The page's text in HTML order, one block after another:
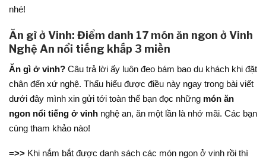
nhé!
Ăn gì ở Vinh: Điểm danh 17 món ăn ngon ở Vinh
Nghệ An nổi tiếng khắp 3 miền
Ăn gì ở vinh? Câu trả lời ấy luôn đeo bám bao du khách khi đặt
chân đến xứ nghệ. Thấu hiểu được điều này ngay trong bài viết
dưới đây mình xin gửi tới toàn thể bạn đọc những món ăn
ngon nổi tiếng ở vinh nghệ an, ăn một lần là nhớ mãi. Các bạn
cùng tham khảo nào!
=>> Khi nắm bắt được danh sách các món ngon ở vinh rồi thì